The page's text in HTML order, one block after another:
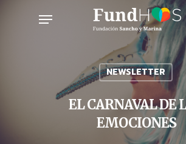
Menu
NEWSLETTER
EL CARNAVAL DE
EMOCIONES